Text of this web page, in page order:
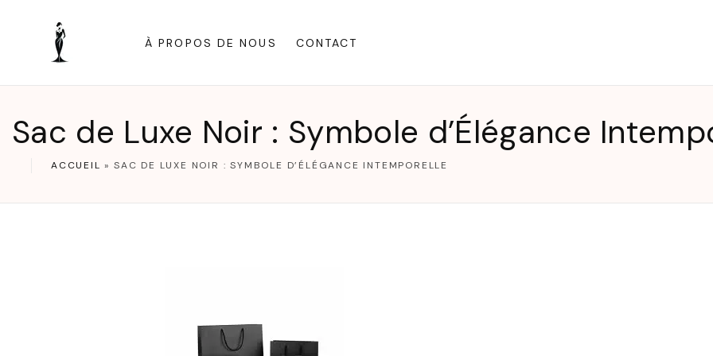
À PROPOS DE NOUS CONTACT
Sac de Luxe Noir : Symbole d’Élégance
ACCUEIL »SAC DE LUXE NOIR : SYMBOLE D’ÉLÉGANCE INTEMPORELLE